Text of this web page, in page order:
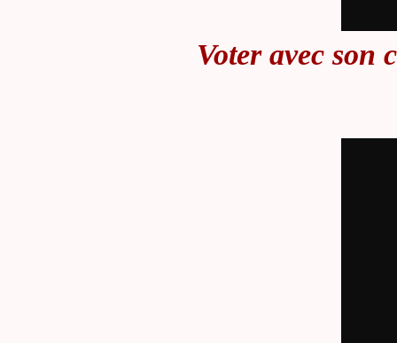
Voter avec son